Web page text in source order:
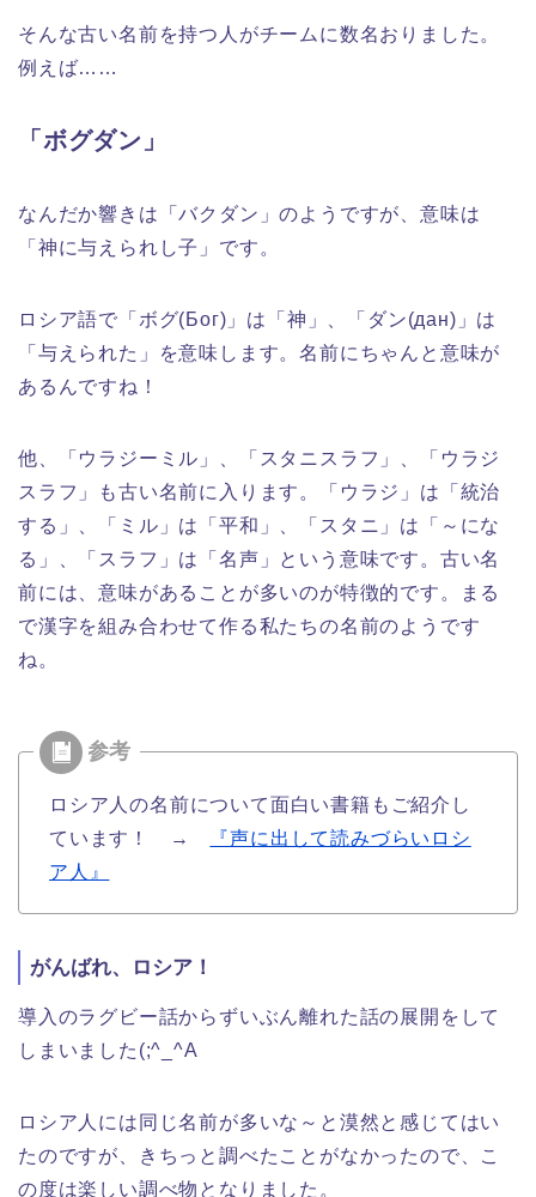
そんな古い名前を持つ人がチームに数名おりました。
例えば……
「ボグダン」
なんだか響きは「バクダン」のようですが、意味は
「神に与えられし子」です。
ロシア語で「ボグ(Бог)」は「神」、「ダン(дан)」は
「与えられた」を意味します。名前にちゃんと意味が
あるんですね！
他、「ウラジーミル」、「スタニスラフ」、「ウラジ
スラフ」も古い名前に入ります。「ウラジ」は「統治
する」、「ミル」は「平和」、「スタニ」は「～にな
る」、「スラフ」は「名声」という意味です。古い名
前には、意味があることが多いのが特徴的です。まる
で漢字を組み合わせて作る私たちの名前のようです
ね。
ロシア人の名前について面白い書籍もご紹介し
ています！ →
『声に出して読みづらいロシ
ア人』
がんばれ、ロシア！
導入のラグビー話からずいぶん離れた話の展開をして
しまいました(;^_^A
ロシア人には同じ名前が多いな～と漠然と感じてはい
たのですが、きちっと調べたことがなかったので、こ
の度は楽しい調べ物となりました。